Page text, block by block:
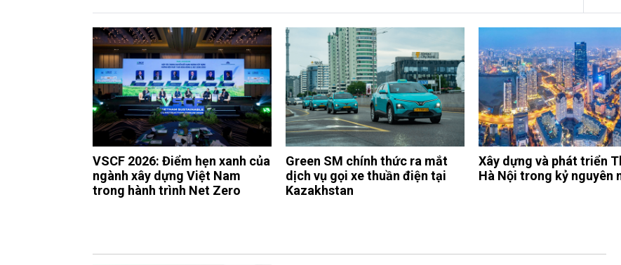
VSCF 2026: Điểm hẹn xanh của
ngành xây dựng Việt Nam
trong hành trình Net Zero
Green SM chính thức ra mắt
dịch vụ gọi xe thuần điện tại
Kazakhstan
Xây dựng và phát triển
Hà Nội trong kỷ nguyên